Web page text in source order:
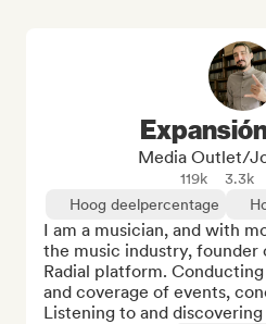
Media Outlet/
119k
3.3k
Hoog deelpercentage
I am a musician, and with
the music industry, founder
Radial platform.
and coverage of events,
Listening to and